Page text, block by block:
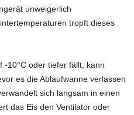
unweigerlich
tropft dieses
-10°C oder tiefer fällt, kann
es die Ablaufwanne verlassen
sich langsam in einen
das Eis den Ventilator oder